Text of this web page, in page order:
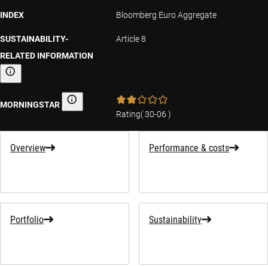
INDEX Bloomberg Euro Aggregate
SUSTAINABILITY-
RELATED INFORMATION
Sustainability-related information
Article 8
MORNINGSTAR Morningstar
Rating(30-06 )
Overview Performance & costs
Portfolio Sustainability